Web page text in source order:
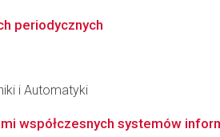
periodycznych
i Automatyki
współczesnych systemów